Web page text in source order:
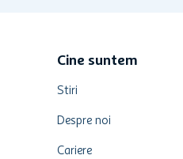
Cine suntem
Stiri
Despre noi
Cariere